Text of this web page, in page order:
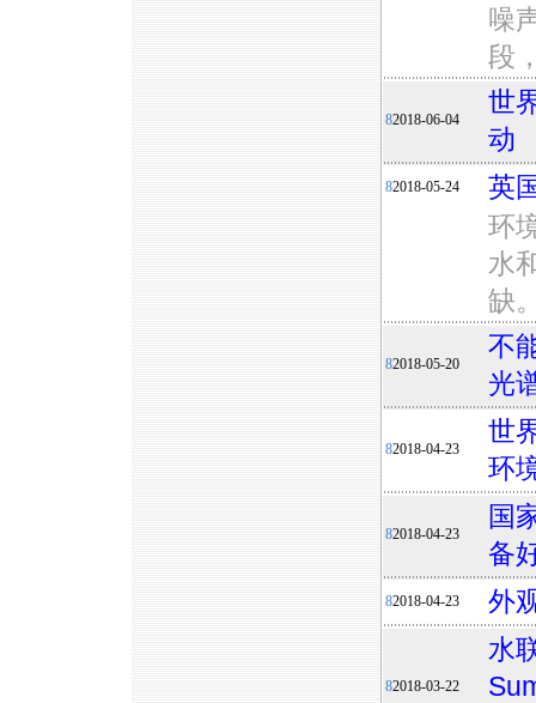
噪
段
82018-06-04
世
动
82018-05-24
英
环
水
缺
82018-05-20
不
光
82018-04-23
世
环
82018-04-23
国
备
82018-04-23 外
82018-03-22
水